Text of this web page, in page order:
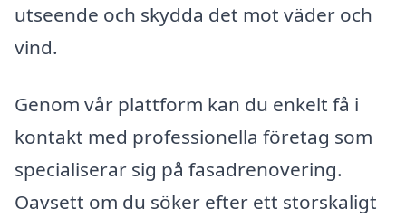
utseende och skydda det mot väder och
vind.
Genom vår plattform kan du enkelt få i
kontakt med professionella företag som
specialiserar sig på fasadrenovering.
Oavsett om du söker efter ett storskaligt